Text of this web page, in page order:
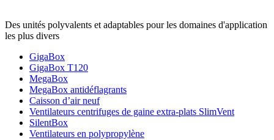
Des unités polyvalents et adaptables pour les domaines d'application
les plus divers
GigaBox
GigaBox T120
MegaBox
MegaBox antidéflagrants
Caisson d’air neuf
Ventilateurs centrifuges de gaine extra-plats SlimVent
SilentBox
Ventilateurs en polypropylène